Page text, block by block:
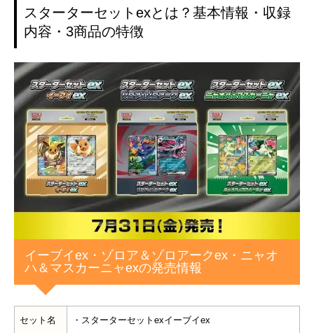
スターターセットexとは？基本情報・収録
内容・3商品の特徴
イーブイex・ゾロア＆ゾロアークex・ニャオ
ハ＆マスカーニャexの発売情報
セット名
・スターターセットexイーブイex